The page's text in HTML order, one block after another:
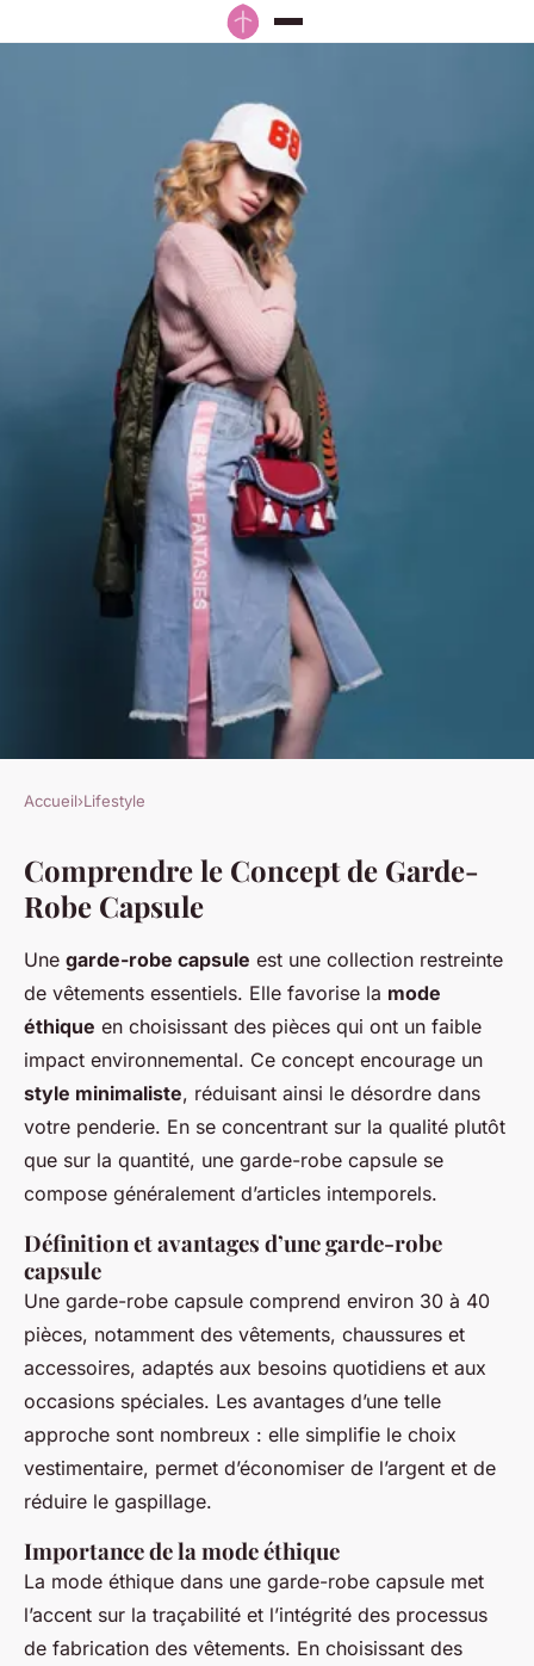
LIFESTYLE
Élaborez Votre Garde-Robe
Capsule : Astuces Pratiques et
DIY Incontournables pour un
Style Éthique et Élégant
Éva 25 avril 2025 6 min de lecture
Accueil›Lifestyle
Comprendre le Concept de Garde-
Robe Capsule
Une garde-robe capsule est une collection restreinte
de vêtements essentiels. Elle favorise la mode
éthique en choisissant des pièces qui ont un faible
impact environnemental. Ce concept encourage un
style minimaliste, réduisant ainsi le désordre dans
votre penderie. En se concentrant sur la qualité plutôt
que sur la quantité, une garde-robe capsule se
compose généralement d’articles intemporels.
Définition et avantages d’une garde-robe
capsule
Une garde-robe capsule comprend environ 30 à 40
pièces, notamment des vêtements, chaussures et
accessoires, adaptés aux besoins quotidiens et aux
occasions spéciales. Les avantages d’une telle
approche sont nombreux : elle simplifie le choix
vestimentaire, permet d’économiser de l’argent et de
réduire le gaspillage.
Importance de la mode éthique
La mode éthique dans une garde-robe capsule met
l’accent sur la traçabilité et l’intégrité des processus
de fabrication des vêtements. En choisissant des